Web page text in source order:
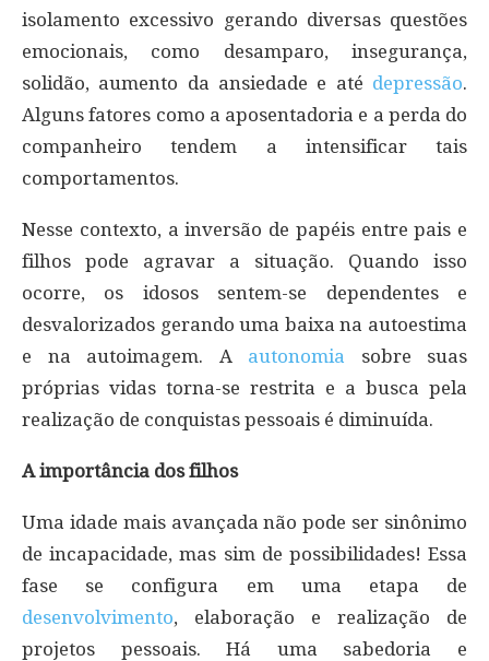
isolamento excessivo gerando diversas questões
emocionais, como desamparo, insegurança,
solidão, aumento da ansiedade e até depressão.
Alguns fatores como a aposentadoria e a perda do
companheiro tendem a intensificar tais
comportamentos.
Nesse contexto, a inversão de papéis entre pais e
filhos pode agravar a situação. Quando isso
ocorre, os idosos sentem-se dependentes e
desvalorizados gerando uma baixa na autoestima
e na autoimagem. A autonomia sobre suas
próprias vidas torna-se restrita e a busca pela
realização de conquistas pessoais é diminuída.
A importância dos filhos
Uma idade mais avançada não pode ser sinônimo
de incapacidade, mas sim de possibilidades! Essa
fase se configura em uma etapa de
desenvolvimento, elaboração e realização de
projetos pessoais. Há uma sabedoria e